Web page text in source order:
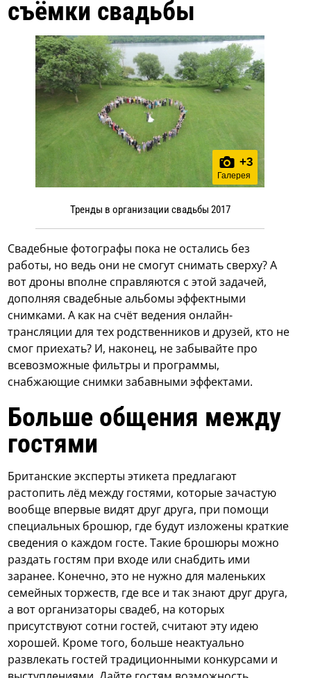
съёмки свадьбы
+3
Галерея
Тренды в организации свадьбы 2017
Свадебные фотографы пока не остались без
работы, но ведь они не смогут снимать сверху? А
вот дроны вполне справляются с этой задачей,
дополняя свадебные альбомы эффектными
снимками. А как на счёт ведения онлайн-
трансляции для тех родственников и друзей, кто не
смог приехать? И, наконец, не забывайте про
всевозможные фильтры и программы,
снабжающие снимки забавными эффектами.
Больше общения между
гостями
Британские эксперты этикета предлагают
растопить лёд между гостями, которые зачастую
вообще впервые видят друг друга, при помощи
специальных брошюр, где будут изложены краткие
сведения о каждом госте. Такие брошюры можно
раздать гостям при входе или снабдить ими
заранее. Конечно, это не нужно для маленьких
семейных торжеств, где все и так знают друг друга,
а вот организаторы свадеб, на которых
присутствуют сотни гостей, считают эту идею
хорошей. Кроме того, больше неактуально
развлекать гостей традиционными конкурсами и